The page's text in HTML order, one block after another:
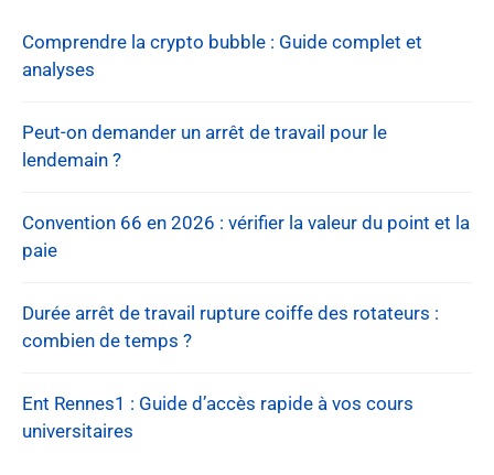
Comprendre la crypto bubble : Guide complet et
analyses
Peut-on demander un arrêt de travail pour le
lendemain ?
Convention 66 en 2026 : vérifier la valeur du point et la
paie
Durée arrêt de travail rupture coiffe des rotateurs :
combien de temps ?
Ent Rennes1 : Guide d’accès rapide à vos cours
universitaires